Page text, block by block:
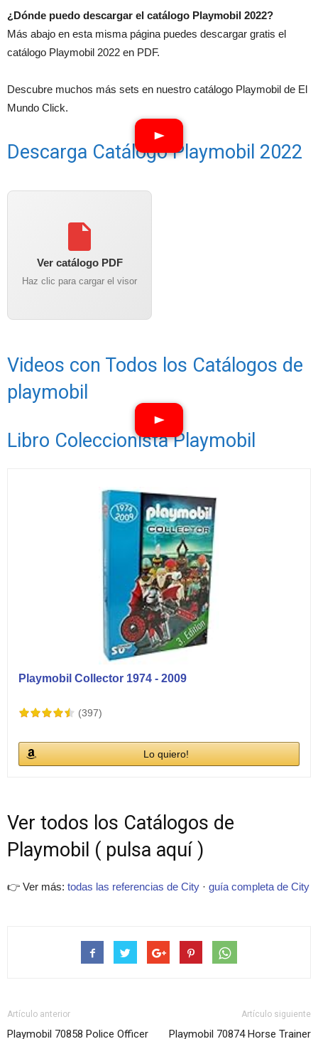
¿Dónde puedo descargar el catálogo Playmobil 2022?
Más abajo en esta misma página puedes descargar gratis el
catálogo Playmobil 2022 en PDF.
Descubre muchos más sets en nuestro catálogo Playmobil de El
Mundo Click.
Descarga Catálogo Playmobil 2022
Ver catálogo PDF
Haz clic para cargar el visor
Videos con Todos los Catálogos de
playmobil
Libro Coleccionista Playmobil
Playmobil Collector 1974 - 2009
(397)
Lo quiero!
Ver todos los Catálogos de
Playmobil ( pulsa aquí )
👉 Ver más: todas las referencias de City · guía completa de City
Artículo anterior
Playmobil 70858 Police Officer
Artículo siguiente
Playmobil 70874 Horse Trainer